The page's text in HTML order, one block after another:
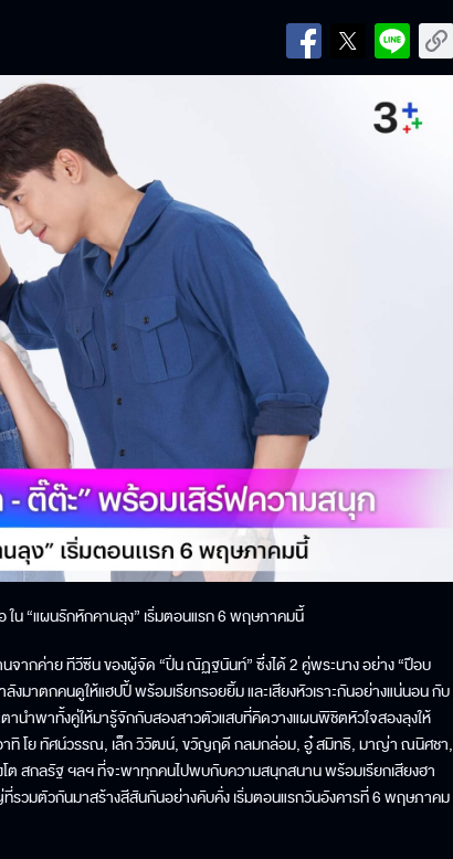
น “แผนรักหักคานลุง” เริ่มตอนแรก 6 พฤษภาคมนี้
จากค่าย ทีวีซีน ของผู้จัด “ปิ่น ณัฏฐนันท์” ซึ่งได้ 2 คู่พระนาง อย่าง “ป๊อบ
งมาตกคนดูให้แฮปปี้ พร้อมเรียกรอยยิ้ม และเสียงหัวเราะกันอย่างแน่นอน กับ
านำพาทั้งคู่ให้มารู้จักกับสองสาวตัวแสบที่คิดวางแผนพิชิตหัวใจสองลุงให้
ทิ โย ทัศน์วรรณ, เล็ก วิวัฒน์, ขวัญฤดี กลมกล่อม, อู๋ สมิทธิ, มาญ่า ณนิศชา,
สกลรัฐ ฯลฯ ที่จะพาทุกคนไปพบกับความสนุกสนาน พร้อมเรียกเสียงฮา
รวมตัวกันมาสร้างสีสันกันอย่างคับคั่ง เริ่มตอนแรกวันอังคารที่ 6 พฤษภาคม